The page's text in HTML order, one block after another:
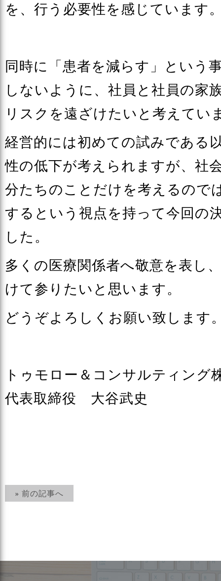
を、行う必要性を感じています
同時に「患者を減らす」という
しないように、社員と社員の家
リスクを遠ざけたいと考えてい
経営的には初めての試みである
性の低下が考えられますが、社
分たちのことだけを考えるので
するという視点を持って今回の
した。
多くの医療関係者へ敬意を表し
けて参りたいと思います。
どうぞよろしくお願い致します
トゥモロー＆コンサルティング
代表取締役 大谷武史
» 前の記事へ